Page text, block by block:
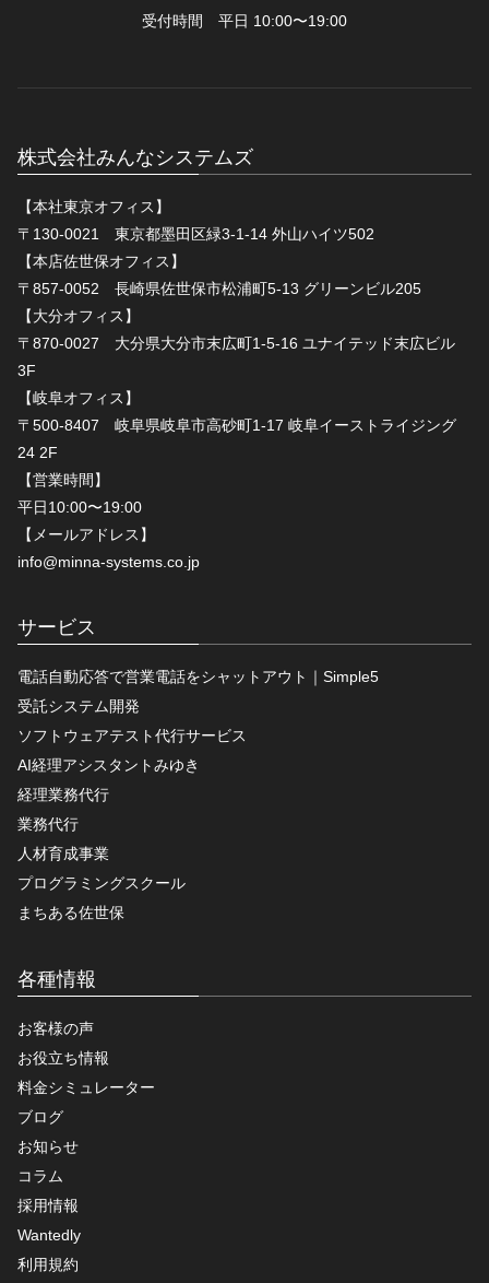
受付時間 平日 10:00〜19:00
株式会社みんなシステムズ
【本社東京オフィス】
〒130-0021 東京都墨田区緑3-1-14 外山ハイツ502
【本店佐世保オフィス】
〒857-0052 長崎県佐世保市松浦町5-13 グリーンビル205
【大分オフィス】
〒870-0027 大分県大分市末広町1-5-16 ユナイテッド末広ビル
3F
【岐阜オフィス】
〒500-8407 岐阜県岐阜市高砂町1-17 岐阜イーストライジング
24 2F
【営業時間】
平日10:00〜19:00
【メールアドレス】
info@minna-systems.co.jp
サービス
電話自動応答で営業電話をシャットアウト｜Simple5
受託システム開発
ソフトウェアテスト代行サービス
AI経理アシスタントみゆき
経理業務代行
業務代行
人材育成事業
プログラミングスクール
まちある佐世保
各種情報
お客様の声
お役立ち情報
料金シミュレーター
ブログ
お知らせ
コラム
採用情報
Wantedly
利用規約